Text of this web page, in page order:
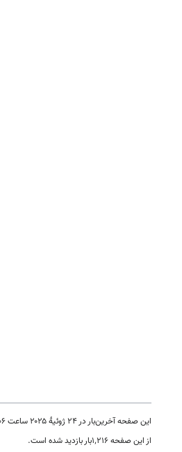
این صفحه آخرین‌بار در ‏۲۴ ژوئیهٔ ۲۰۲۵ ساعت ‏۱۰:۰۶ ویرایش شده است.
از این صفحه ۱٬۲۱۶بار بازدید شده است.